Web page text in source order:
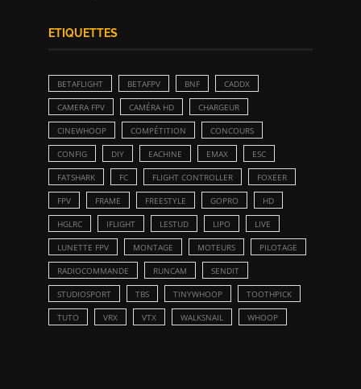
ETIQUETTES
BETAFLIGHT BETAFPV BNF CADDX
CAMERA FPV CAMÉRA HD CHARGEUR
CINEWHOOP COMPÉTITION CONCOURS
CONFIG DIY EACHINE EMAX ESC
FATSHARK FC FLIGHT CONTROLLER FOXEER
FPV FRAME FREESTYLE GOPRO HD
HGLRC IFLIGHT LESTUD LIPO LIVE
LUNETTE FPV MONTAGE MOTEURS PILOTAGE
RADIOCOMMANDE RUNCAM SENDIT
STUDIOSPORT TBS TINYWHOOP TOOTHPICK
TUTO VRX VTX WALKSNAIL WHOOP